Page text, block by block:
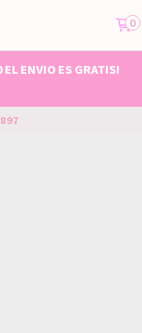
0
ENVIO ES GRATIS!